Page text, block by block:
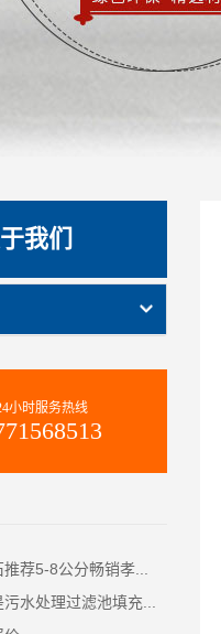
我们
小时服务热线
荐5-8公分畅销孝...
水处理过滤池填充...